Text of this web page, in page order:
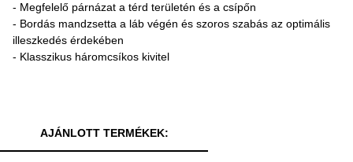
- Megfelelő párnázat a térd területén és a csípőn
- Bordás mandzsetta a láb végén és szoros szabás az optimális
illeszkedés érdekében
- Klasszikus háromcsíkos kivitel
AJÁNLOTT TERMÉKEK: